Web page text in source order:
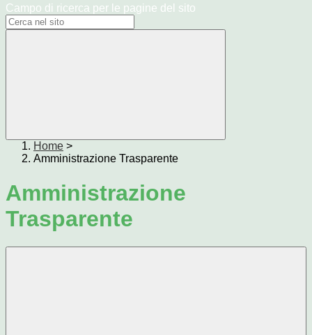
Campo di ricerca per le pagine del sito
Home >
Amministrazione Trasparente
Amministrazione
Trasparente